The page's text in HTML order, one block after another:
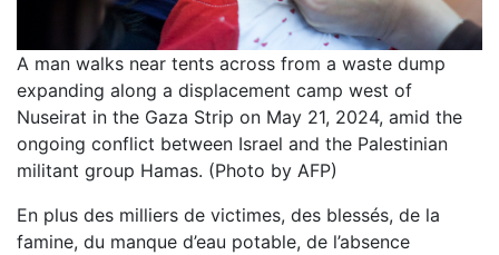
A man walks near tents across from a waste dump
expanding along a displacement camp west of
Nuseirat in the Gaza Strip on May 21, 2024, amid the
ongoing conflict between Israel and the Palestinian
militant group Hamas. (Photo by AFP)
En plus des milliers de victimes, des blessés, de la
famine, du manque d’eau potable, de l’absence